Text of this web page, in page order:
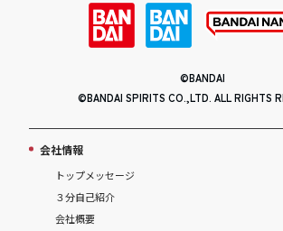
©BANDAI
©BANDAI SPIRITS CO.,LTD. ALL RIGHTS
会社情報
トップメッセージ
３分自己紹介
会社概要